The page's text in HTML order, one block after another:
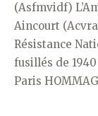
(Asfmvidf)
Aincourt
Résistance
fusillés de
Paris